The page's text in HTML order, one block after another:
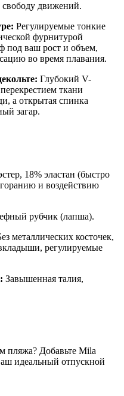
свободу движений.
Регулируемые тонкие
фурнитурой
под ваш рост и объем,
во время плавания.
Глубокий V-
ткани
а открытая спинка
загар.
18% эластан (быстро
и воздействию
рубчик (лапша).
металлических косточек,
регулируемые
Завышенная талия,
пляжа? Добавьте Mila
идеальный отпускной